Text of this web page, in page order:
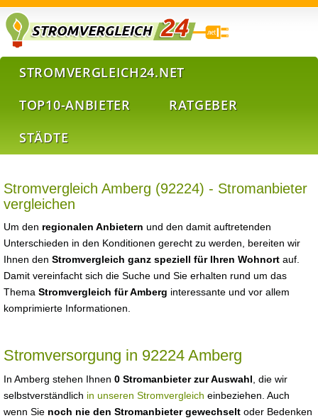
STROMVERGLEICH24.NET
TOP10-ANBIETER
RATGEBER
STÄDTE
Stromvergleich Amberg (92224) - Stromanbieter
vergleichen
Um den regionalen Anbietern und den damit auftretenden
Unterschieden in den Konditionen gerecht zu werden, bereiten wir
Ihnen den Stromvergleich ganz speziell für Ihren Wohnort auf.
Damit vereinfacht sich die Suche und Sie erhalten rund um das
Thema Stromvergleich für Amberg interessante und vor allem
komprimierte Informationen.
Stromversorgung in 92224 Amberg
In Amberg stehen Ihnen 0 Stromanbieter zur Auswahl , die wir
selbstverständlich in unseren Stromvergleich einbeziehen. Auch
wenn Sie noch nie den Stromanbieter gewechselt oder Bedenken